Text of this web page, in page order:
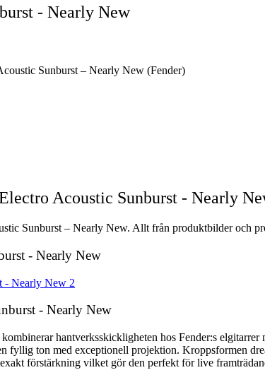
- Nearly New
Sunburst – Nearly New (Fender)
Acoustic Sunburst - Nearly
Sunburst – Nearly New. Allt från produktbilder och
- Nearly New
- Nearly New
hantverksskickligheten hos Fender:s
fyllig ton med exceptionell projektion. Kroppsformen
förstärkning vilket gör den perfekt för live